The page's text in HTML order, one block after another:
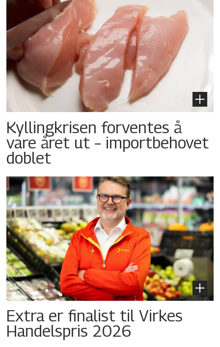
Kyllingkrisen forventes å
vare året ut – importbehovet
doblet
Extra er finalist til Virkes
Handelspris 2026